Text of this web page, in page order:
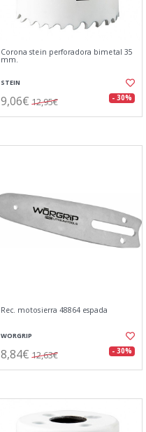
Corona stein perforadora bimetal 35
mm.
STEIN
9,06€ 12,95€ - 30%
Rec. motosierra 48864 espada
WORGRIP
8,84€ 12,63€ - 30%